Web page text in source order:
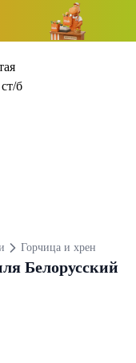
Горчица и хрен
Белорусский